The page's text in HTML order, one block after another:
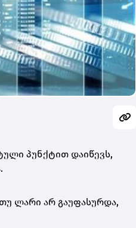
პუნქტით დაიწევს,
ლარი არ გაუფასურდა,